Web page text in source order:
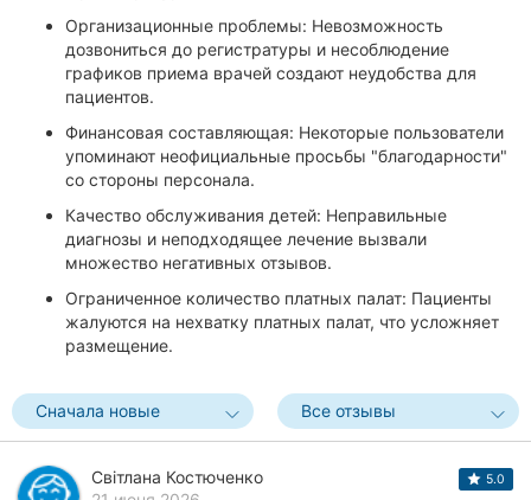
Организационные проблемы: Невозможность
дозвониться до регистратуры и несоблюдение
графиков приема врачей создают неудобства для
пациентов.
Финансовая составляющая: Некоторые пользователи
упоминают неофициальные просьбы "благодарности"
со стороны персонала.
Качество обслуживания детей: Неправильные
диагнозы и неподходящее лечение вызвали
множество негативных отзывов.
Ограниченное количество платных палат: Пациенты
жалуются на нехватку платных палат, что усложняет
размещение.
Сначала новые Все отзывы
Світлана Костюченко
5.0